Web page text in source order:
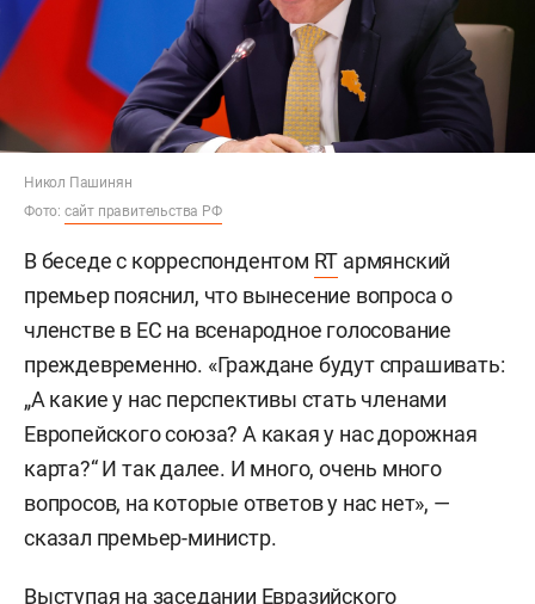
Никол Пашинян
Фото: сайт правительства РФ
В беседе с корреспондентом RT армянский
премьер пояснил, что вынесение вопроса о
членстве в ЕС на всенародное голосование
преждевременно. «Граждане будут спрашивать:
„А какие у нас перспективы стать членами
Европейского союза? А какая у нас дорожная
карта?“ И так далее. И много, очень много
вопросов, на которые ответов у нас нет», —
сказал премьер-министр.
Выступая на заседании Евразийского